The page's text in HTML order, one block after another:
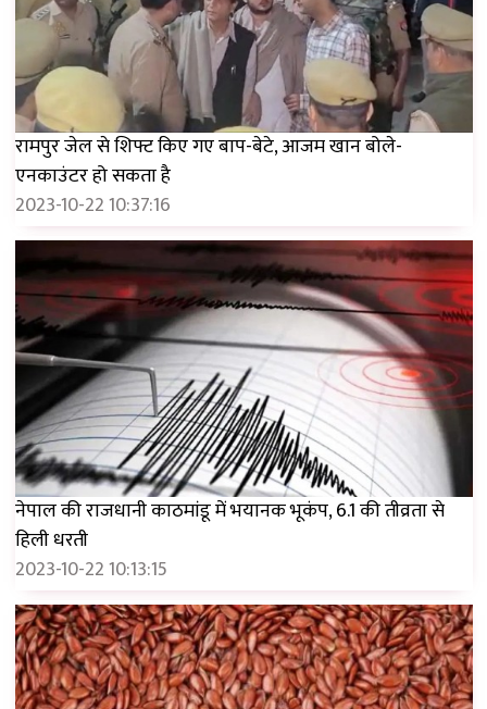
रामपुर जेल से शिफ्ट किए गए बाप-बेटे, आजम खान बोले-
एनकाउंटर हो सकता है
2023-10-22 10:37:16
नेपाल की राजधानी काठमांडू में भयानक भूकंप, 6.1 की तीव्रता से
हिली धरती
2023-10-22 10:13:15